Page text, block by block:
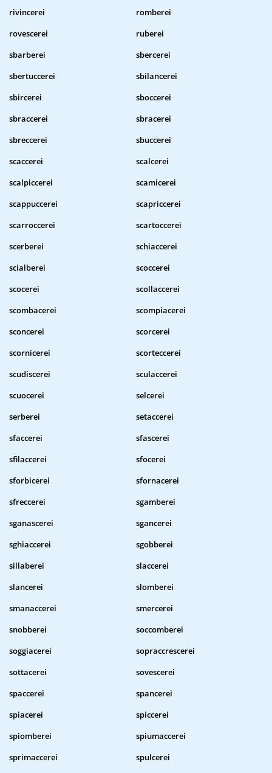
rivincerei
romberei
rovescerei
ruberei
sbarberei
sbercerei
sbertuccerei
sbilancerei
sbircerei
sboccerei
sbraccerei
sbracerei
sbreccerei
sbuccerei
scaccerei
scalcerei
scalpiccerei
scamicerei
scappuccerei
scapriccerei
scarroccerei
scartoccerei
scerberei
schiaccerei
scialberei
scoccerei
scocerei
scollaccerei
scombacerei
scompiacerei
sconcerei
scorcerei
scornicerei
scorteccerei
scudiscerei
sculaccerei
scuocerei
selcerei
serberei
setaccerei
sfaccerei
sfascerei
sfilaccerei
sfocerei
sforbicerei
sfornacerei
sfreccerei
sgamberei
sganascerei
sgancerei
sghiaccerei
sgobberei
sillaberei
slaccerei
slancerei
slomberei
smanaccerei
smercerei
snobberei
soccomberei
soggiacerei
sopraccrescerei
sottacerei
sovescerei
spaccerei
spancerei
spiacerei
spiccerei
spiomberei
spiumaccerei
sprimaccerei
spulcerei